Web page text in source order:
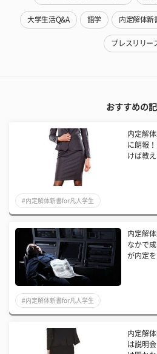
大学生活Q&A 語学 内定解体新
プレスリリー
おすすめの
内定解
に朗報
けば教
#内定解体新書for凡人学生
内定解
なかで
が内定
#内定解体新書for凡人学生
内定解
は説明